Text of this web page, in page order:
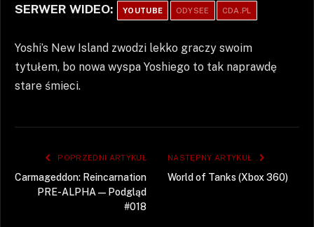
SERWER WIDEO: YOUTUBE ODYSEE CDA.PL
Yoshi’s New Island zwodzi lekko graczy swoim
tytułem, bo nowa wyspa Yoshiego to tak naprawdę
stare śmieci.
POPRZEDNI ARTYKUŁ
Carmageddon: Reincarnation
PRE-ALPHA — Podgląd
#018
NASTĘPNY ARTYKUŁ
World of Tanks (Xbox 360)